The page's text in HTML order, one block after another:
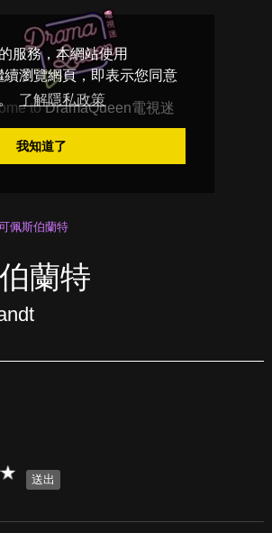
服務，本網站使用
瀏覽網頁，即表示您同意
了解隱私政策
我知道了
toDramaQueen電視迷
佩斯伯蘭特
蘭特